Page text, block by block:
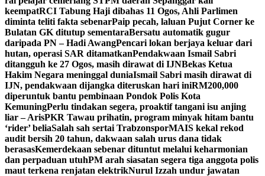
keempatRCI Tabung Haji dibahas 11 Ogos, Ahli Parlimen
diminta teliti fakta sebenarPaip pecah, laluan Pujut Corner ke
Bulatan GK ditutup sementaraBersatu automatik gugur
daripada PN – Hadi AwangPencari lokan berjaya keluar dari
hutan, operasi SAR ditamatkanPendakwaan Ismail Sabri
ditangguh ke 27 Ogos, masih dirawat di IJNBekas Ketua
Hakim Negara meninggal duniaIsmail Sabri masih dirawat di
IJN, pendakwaan dijangka diteruskan hari iniRM200,000
diperuntuk bantu pembinaan Pondok Polis Kota
KemuningPerlu tindakan segera, proaktif tangani isu anjing
liar – ArisPKR Tawau prihatin, program minyak hitam bantu
‘rider’ beliaSalah sah sertai TrabzonsporMAIS kekal rekod
audit bersih 20 tahun, dakwaan salah urus dana tidak
berasasKemerdekaan sebenar dituntut melalui keharmonian
dan perpaduan utuhPM arah siasatan segera tiga anggota polis
maut terkena renjatan elektrikNurul Izzah undur jawatan